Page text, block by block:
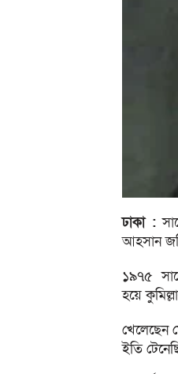
ঢাকা :
আহসান
১৯৭৫
হয়ে
খেলেছেন
ইতি